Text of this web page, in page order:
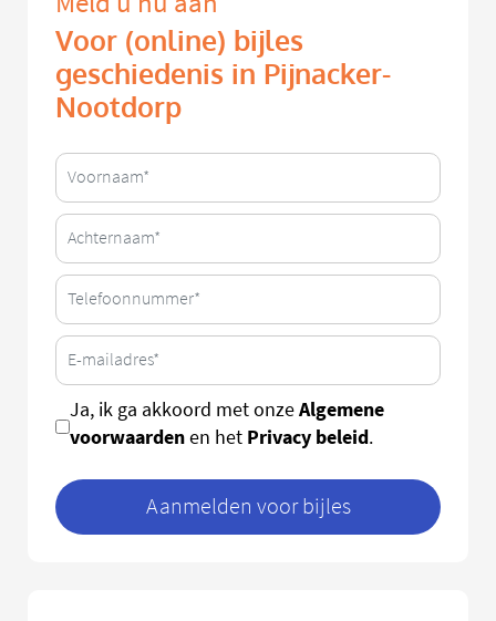
Voor (online) bijles
geschiedenis in Pijnacker-
Nootdorp
Ja, ik ga akkoord met onzeAlgemene
voorwaardenen het Privacy beleid.
Aanmelden voor bijles